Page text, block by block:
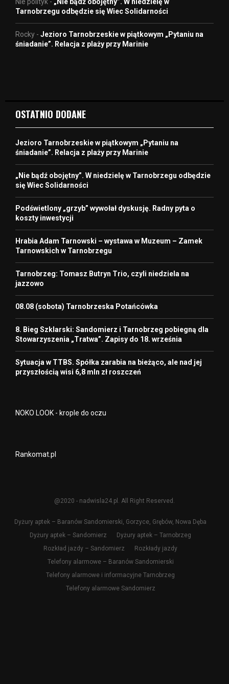
Nie polityk - „Nie bądź obojętny”. W niedzielę w
Tarnobrzegu odbędzie się Wiec Solidarności
Rocky - Jezioro Tarnobrzeskie w piątkowym „Pytaniu na
śniadanie”. Relacja z plaży przy Marinie
OSTATNIO DODANE
Jezioro Tarnobrzeskie w piątkowym „Pytaniu na
śniadanie”. Relacja z plaży przy Marinie
„Nie bądź obojętny”. W niedzielę w Tarnobrzegu odbędzie
się Wiec Solidarności
Podświetlony „grzyb” wywołał dyskusję. Radny pyta o
koszty inwestycji
Hrabia Adam Tarnowski – wystawa w Muzeum – Zamek
Tarnowskich w Tarnobrzegu
Tarnobrzeg: Tomasz Butryn Trio, czyli niedziela na
jazzowo
08.08 (sobota) Tarnobrzeska Potańcówka
8. Bieg Szklarski: Sandomierz i Tarnobrzeg pobiegną dla
Stowarzyszenia „Tratwa”. Zapisy do 18. września
Sytuacja w TTBS. Spółka zarabia na bieżąco, ale nad jej
przyszłością wisi 6,8 mln zł roszczeń
NOKO LOOK - krople do oczu
Rankomat.pl
@2020 - nadwisla24.pl. All Right Reserved.
Dyżury aptek – Baranów Sandomierski, Gorzyce, Grębów, Nowa Dęba
Dyżury aptek – Sandomierz
Dyżury aptek – Tarnobrzeg
Rozkład jazdy – Sandomierz
Rozkłady jazdy
Telefony alarmowe – Baranów Sandomierski
Telefony alarmowe i informacyjne Tarnobrzeg
Telefony alarmowe Sandomierz